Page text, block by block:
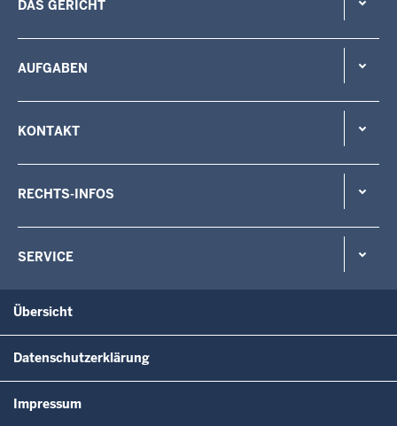
DAS GERICHT
AUFGABEN
KONTAKT
RECHTS-INFOS
SERVICE
Übersicht
Datenschutzerklärung
Impressum